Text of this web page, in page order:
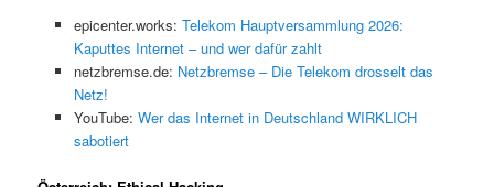
epicenter.works: Telekom Hauptversammlung 2026:
Kaputtes Internet – und wer dafür zahlt
netzbremse.de: Netzbremse – Die Telekom drosselt das
Netz!
YouTube: Wer das Internet in Deutschland WIRKLICH
sabotiert